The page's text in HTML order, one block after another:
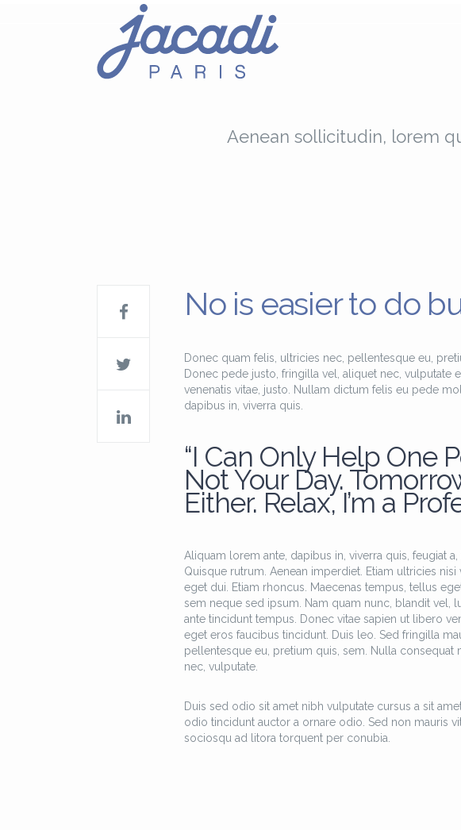
Aenean sollicitudin, lorem
No is easier to do
Donec quam felis, ultricies nec, pellentesque eu,
Donec pede justo, fringilla vel, aliquet nec, vulputate
venenatis vitae, justo. Nullam dictum felis eu pede
dapibus in, viverra quis.
“I Can Only Help One
Not Your Day.
Either. Relax, I’m a
Aliquam lorem ante, dapibus in, viverra quis, feugiat
Quisque rutrum. Aenean imperdiet. Etiam ultricies
eget dui. Etiam rhoncus. Maecenas tempus, tellus
sem neque sed ipsum. Nam quam nunc, blandit vel,
ante tincidunt tempus. Donec vitae sapien ut libero
eget eros faucibus tincidunt. Duis leo. Sed fringilla
pellentesque eu, pretium quis, sem. Nulla
nec, vulputate.
Duis sed odio sit amet nibh vulputate cursus a sit
odio tincidunt auctor a ornare odio. Sed non mauris
sociosqu ad litora torquent per conubia.